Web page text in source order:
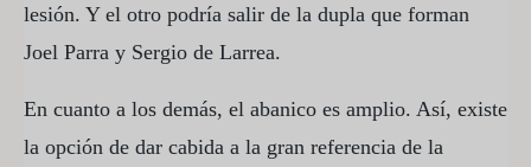
lesión. Y el otro podría salir de la dupla que forman
Joel Parra y Sergio de Larrea.
En cuanto a los demás, el abanico es amplio. Así, existe
la opción de dar cabida a la gran referencia de la